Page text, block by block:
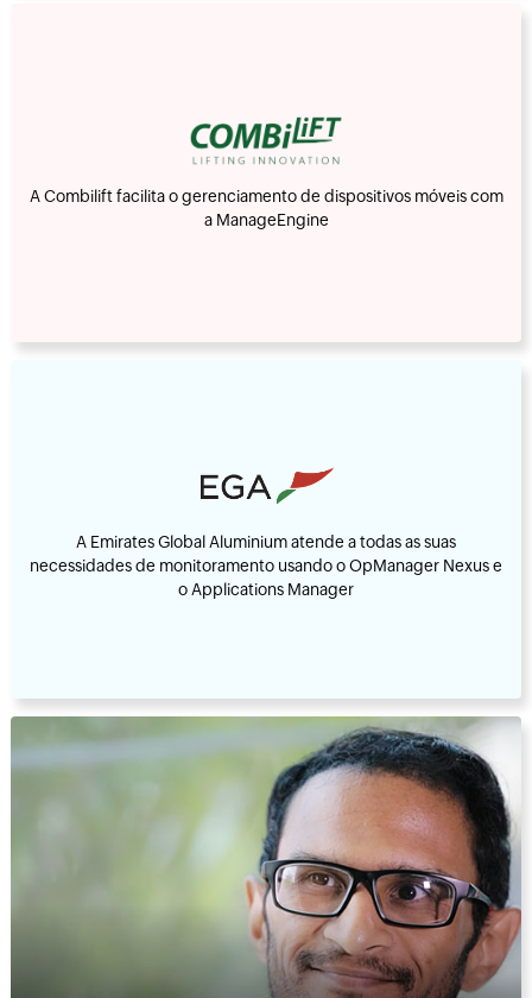
A Combilift facilita o gerenciamento de dispositivos móveis com
a ManageEngine
A Emirates Global Aluminium atende a todas as suas
necessidades de monitoramento usando o OpManager Nexus e
o Applications Manager